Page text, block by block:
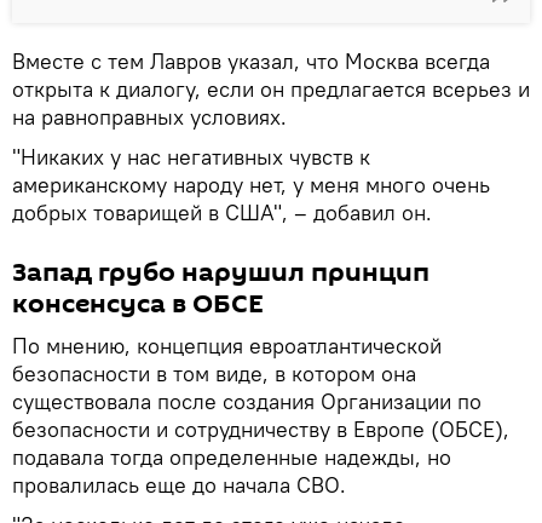
Вместе с тем Лавров указал, что Москва всегда
открыта к диалогу, если он предлагается всерьез и
на равноправных условиях.
"Никаких у нас негативных чувств к
американскому народу нет, у меня много очень
добрых товарищей в США", – добавил он.
Запад грубо нарушил принцип
консенсуса в ОБСЕ
По мнению, концепция евроатлантической
безопасности в том виде, в котором она
существовала после создания Организации по
безопасности и сотрудничеству в Европе (ОБСЕ),
подавала тогда определенные надежды, но
провалилась еще до начала СВО.